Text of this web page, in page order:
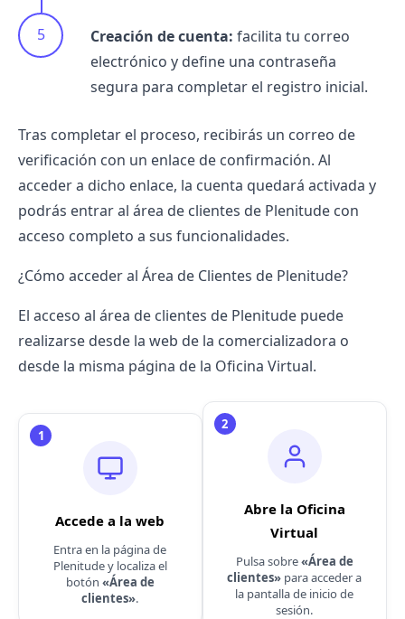
Creación de cuenta: facilita tu correo
electrónico y define una contraseña
segura para completar el registro inicial.
Tras completar el proceso, recibirás un correo de
verificación con un enlace de confirmación. Al
acceder a dicho enlace, la cuenta quedará activada y
podrás entrar al área de clientes de Plenitude con
acceso completo a sus funcionalidades.
¿Cómo acceder al Área de Clientes de Plenitude?
El acceso al área de clientes de Plenitude puede
realizarse desde la web de la comercializadora o
desde la misma página de la Oficina Virtual.
1
Accede a la web
Entra en la página de
Plenitude y localiza el
botón «Área de
clientes».
2
Abre la Oficina
Virtual
Pulsa sobre«Área de
clientes» para acceder a
la pantalla de inicio de
sesión.